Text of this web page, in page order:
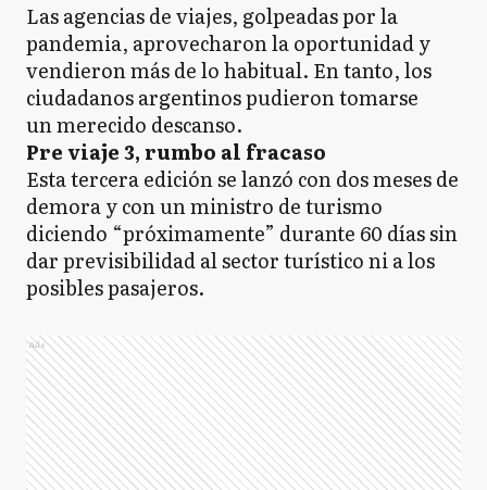
Las agencias de viajes, golpeadas por la
pandemia, aprovecharon la oportunidad y
vendieron más de lo habitual. En tanto, los
ciudadanos argentinos pudieron tomarse
un merecido descanso.
Pre viaje 3, rumbo al fracaso
Esta tercera edición se lanzó con dos meses de
demora y con un ministro de turismo
diciendo “próximamente” durante 60 días sin
dar previsibilidad al sector turístico ni a los
posibles pasajeros.
Ads